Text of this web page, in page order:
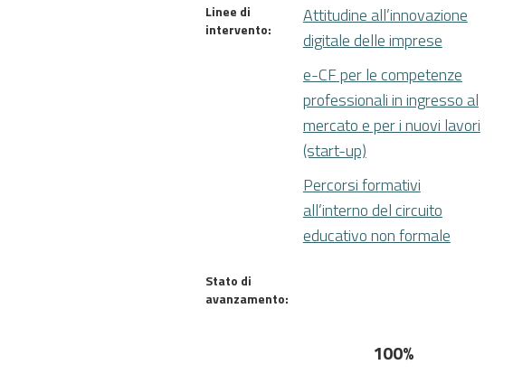
Linee di
intervento:
Attitudine all’innovazione
digitale delle imprese
e-CF per le competenze
professionali in ingresso al
mercato e per i nuovi lavori
(start-up)
Percorsi formativi
all’interno del circuito
educativo non formale
Stato di
avanzamento:
100%